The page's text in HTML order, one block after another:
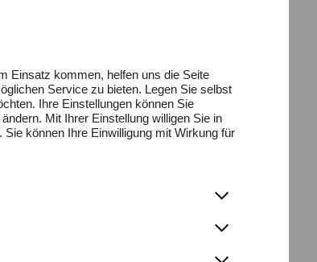
Einsatz kommen, helfen uns die Seite
Service zu bieten. Legen Sie selbst
Ihre Einstellungen können Sie
Mit Ihrer Einstellung willigen Sie in
können Ihre Einwilligung mit Wirkung für